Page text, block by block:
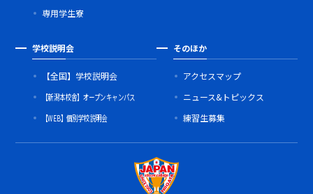
専用学生寮
学校説明会
【全国】学校説明会
【新潟本校舎】オープンキャンパス
【WEB】個別学校説明会
そのほか
アクセスマップ
ニュース&トピックス
練習生募集